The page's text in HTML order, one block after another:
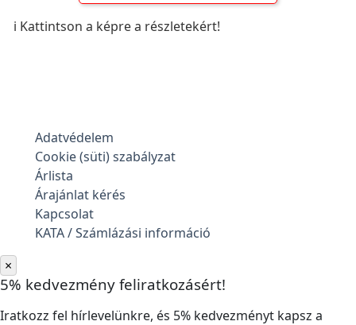
ℹ️ Kattintson a képre a részletekért!
Adatvédelem
Cookie (süti) szabályzat
Árlista
Árajánlat kérés
Kapcsolat
KATA / Számlázási információ
×
5% kedvezmény feliratkozásért!
Iratkozz fel hírlevelünkre, és 5% kedvezményt kapsz a